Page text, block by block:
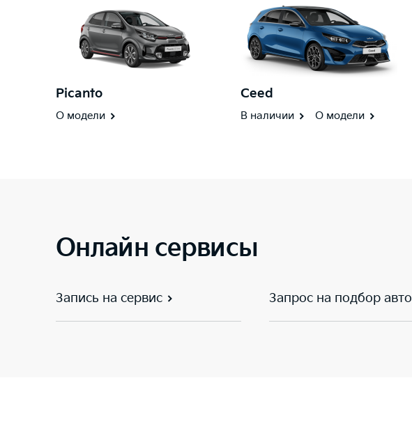
Picanto
О модели
Ceed
В наличии О модели
Онлайн сервисы
Запись на сервис Запрос на подбор авто